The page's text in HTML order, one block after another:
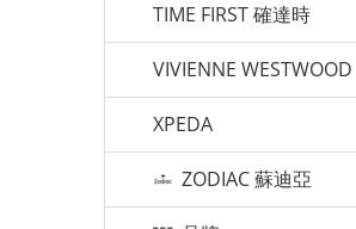
TIME FIRST 確達時
VIVIENNE WESTWOOD
XPEDA
ZODIAC 蘇迪亞